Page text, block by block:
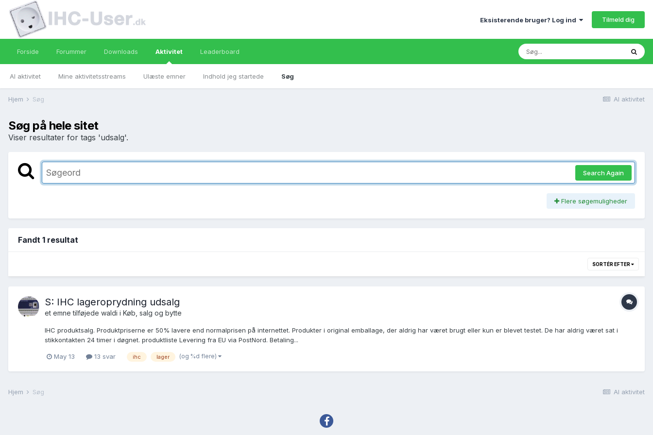
Eksisterende bruger? Log ind Tilmeld dig
Forside Forummer Downloads Aktivitet
Al aktivitet Mine aktivitetsstreams Ulæste emner Indhold jeg startede Søg
Leaderboard
Al aktivitet
Hjem Søg
Søg på hele sitet
Viser resultater for tags 'udsalg'.
Search Again
Flere søgemuligheder
Fandt 1 resultat
SORTÉR EFTER
S: IHC lageroprydning udsalg
et emne tilføjede waldi i Køb, salg og bytte
IHC produktsalg. Produktpriserne er 50% lavere end normalprisen på internettet. Produkter i original emballage, der aldrig har været brugt eller kun er blevet testet. De har aldrig været sat i
stikkontakten 24 timer i døgnet. produktliste Levering fra EU via PostNord. Betaling...
May 13 13 svar ihc lager (og %d flere)
Al aktivitet
Hjem Søg